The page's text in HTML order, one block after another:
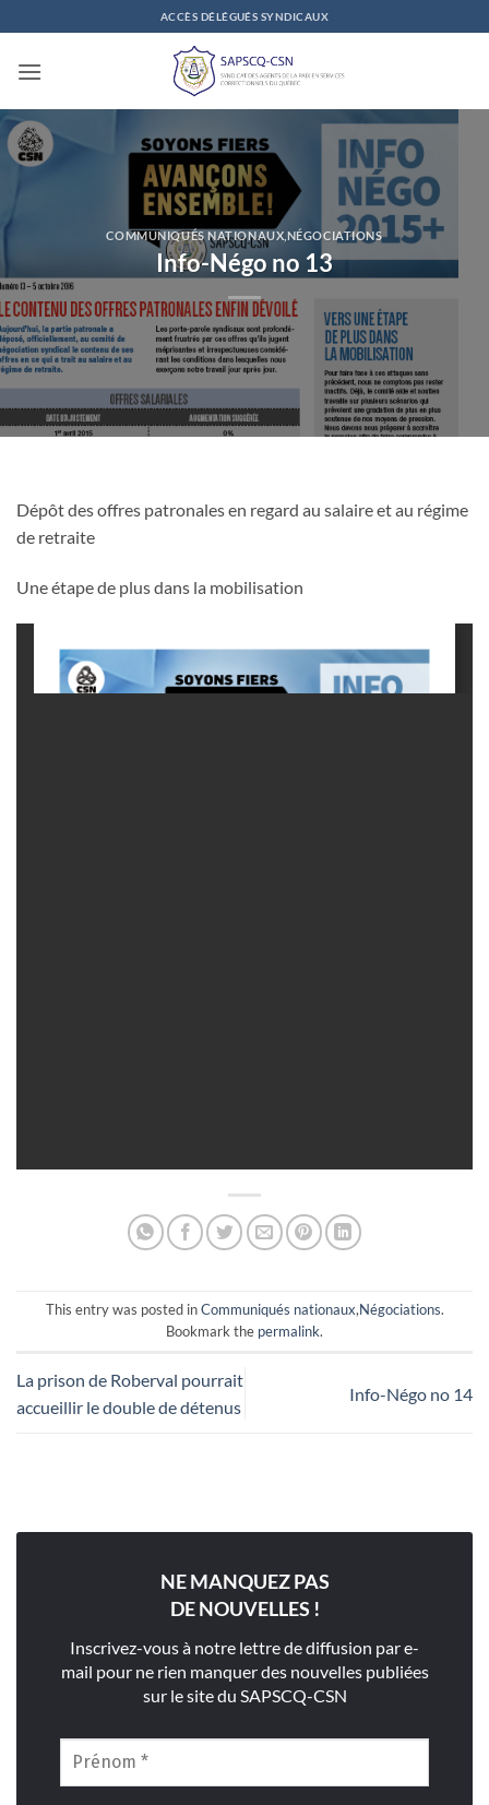
au
contenu
ACCÈS DÉLÉGUÉS SYNDICAUX
COMMUNIQUÉS NATIONAUX NÉGOCIATIONS
Info-Négo no 13
Dépôt des offres patronales en regard au salaire et au régime
de retraite
Une étape de plus dans la mobilisation
This entry was posted inCommuniqués nationaux,Négociations.
Bookmark the permalink.
La prison de Roberval pourrait
accueillir le double de détenus
Info-Négo no 14
NE MANQUEZ PAS
DE NOUVELLES !
Inscrivez-vous à notre lettre de diffusion par e-
mail pour ne rien manquer des nouvelles publiées
sur le site du SAPSCQ-CSN